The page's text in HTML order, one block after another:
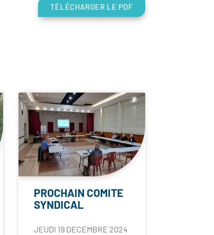
TÉLÉCHARGER LE PDF
PROCHAIN COMITE
SYNDICAL
JEUDI 19 DECEMBRE 2024